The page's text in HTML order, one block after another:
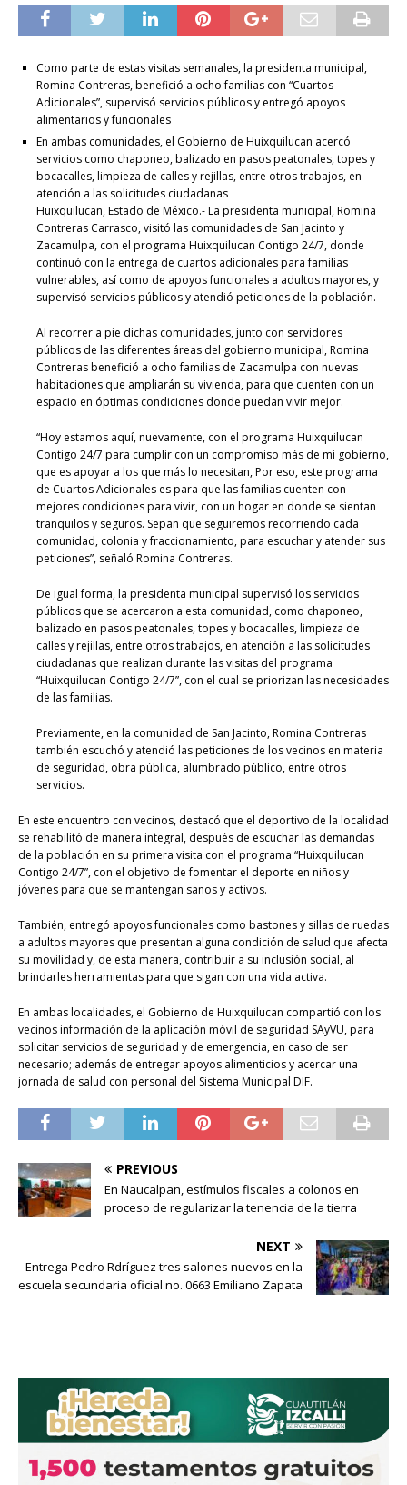
Como parte de estas visitas semanales, la presidenta municipal,
Romina Contreras, benefició a ocho familias con “Cuartos
Adicionales”, supervisó servicios públicos y entregó apoyos
alimentarios y funcionales
En ambas comunidades, el Gobierno de Huixquilucan acercó
servicios como chaponeo, balizado en pasos peatonales, topes y
bocacalles, limpieza de calles y rejillas, entre otros trabajos, en
atención a las solicitudes ciudadanas
Huixquilucan, Estado de México.- La presidenta municipal, Romina
Contreras Carrasco, visitó las comunidades de San Jacinto y
Zacamulpa, con el programa Huixquilucan Contigo 24/7, donde
continuó con la entrega de cuartos adicionales para familias
vulnerables, así como de apoyos funcionales a adultos mayores, y
supervisó servicios públicos y atendió peticiones de la población.
Al recorrer a pie dichas comunidades, junto con servidores
públicos de las diferentes áreas del gobierno municipal, Romina
Contreras benefició a ocho familias de Zacamulpa con nuevas
habitaciones que ampliarán su vivienda, para que cuenten con un
espacio en óptimas condiciones donde puedan vivir mejor.
“Hoy estamos aquí, nuevamente, con el programa Huixquilucan
Contigo 24/7 para cumplir con un compromiso más de mi gobierno,
que es apoyar a los que más lo necesitan, Por eso, este programa
de Cuartos Adicionales es para que las familias cuenten con
mejores condiciones para vivir, con un hogar en donde se sientan
tranquilos y seguros. Sepan que seguiremos recorriendo cada
comunidad, colonia y fraccionamiento, para escuchar y atender sus
peticiones”, señaló Romina Contreras.
De igual forma, la presidenta municipal supervisó los servicios
públicos que se acercaron a esta comunidad, como chaponeo,
balizado en pasos peatonales, topes y bocacalles, limpieza de
calles y rejillas, entre otros trabajos, en atención a las solicitudes
ciudadanas que realizan durante las visitas del programa
“Huixquilucan Contigo 24/7”, con el cual se priorizan las necesidades
de las familias.
Previamente, en la comunidad de San Jacinto, Romina Contreras
también escuchó y atendió las peticiones de los vecinos en materia
de seguridad, obra pública, alumbrado público, entre otros
servicios.
En este encuentro con vecinos, destacó que el deportivo de la localidad
se rehabilitó de manera integral, después de escuchar las demandas
de la población en su primera visita con el programa “Huixquilucan
Contigo 24/7”, con el objetivo de fomentar el deporte en niños y
jóvenes para que se mantengan sanos y activos.
También, entregó apoyos funcionales como bastones y sillas de ruedas
a adultos mayores que presentan alguna condición de salud que afecta
su movilidad y, de esta manera, contribuir a su inclusión social, al
brindarles herramientas para que sigan con una vida activa.
En ambas localidades, el Gobierno de Huixquilucan compartió con los
vecinos información de la aplicación móvil de seguridad SAyVU, para
solicitar servicios de seguridad y de emergencia, en caso de ser
necesario; además de entregar apoyos alimenticios y acercar una
jornada de salud con personal del Sistema Municipal DIF.
PREVIOUS
En Naucalpan, estímulos fiscales a colonos en
proceso de regularizar la tenencia de la tierra
NEXT
Entrega Pedro Rdríguez tres salones nuevos en la
escuela secundaria oficial no. 0663 Emiliano Zapata